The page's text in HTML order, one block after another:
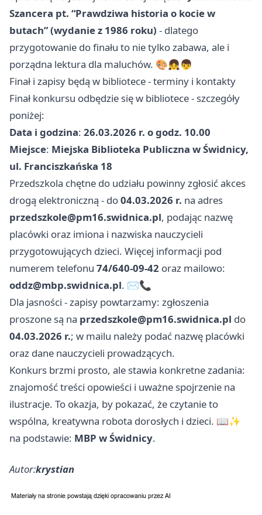
Szancera pt. “Prawdziwa historia o kocie w
butach” (wydanie z 1986 roku) - dlatego
przygotowanie do finału to nie tylko zabawa, ale i
porządna lektura dla maluchów. 🎨👧👦
Finał i zapisy będą w bibliotece - terminy i kontakty
Finał konkursu odbędzie się w bibliotece - szczegóły
poniżej:
Data i godzina: 26.03.2026 r. o godz. 10.00
Miejsce: Miejska Biblioteka Publiczna w Świdnicy,
ul. Franciszkańska 18
Przedszkola chętne do udziału powinny zgłosić akces
drogą elektroniczną - do04.03.2026 r. na adres
przedszkole@pm16.swidnica.pl, podając nazwę
placówki oraz imiona i nazwiska nauczycieli
przygotowujących dzieci. Więcej informacji pod
numerem telefonu 74/640-09-42 oraz mailowo:
oddz@mbp.swidnica.pl. ✉️📞
Dla jasności - zapisy powtarzamy: zgłoszenia
proszone są na przedszkole@pm16.swidnica.pl do
04.03.2026 r.; w mailu należy podać nazwę placówki
oraz dane nauczycieli prowadzących.
Konkurs brzmi prosto, ale stawia konkretne zadania:
znajomość treści opowieści i uważne spojrzenie na
ilustracje. To okazja, by pokazać, że czytanie to
wspólna, kreatywna robota dorosłych i dzieci. 📖✨
na podstawie: MBP w Świdnicy.
Autor:krystian